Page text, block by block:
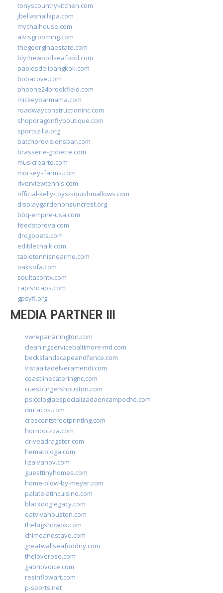
tonyscountrykitchen.com
jbellasnailspa.com
mychaihouse.com
alvisgrooming.com
thegeorginaestate.com
blythewoodseafood.com
paolosdelibangkok.com
bobacove.com
phoone24brookfield.com
mickeybarmama.com
roadwayconstructioninc.com
shopdragonflyboutique.com
sportszilla.org
batchprovisionsbar.com
brasserie-gobette.com
musicrearte.com
morseysfarms.com
riverviewtennis.com
official-kelly-toys-squishmallows.com
displaygardenonsuncrest.org
bbq-empire-usa.com
feedstoreva.com
drogopets.com
ediblechalk.com
tabletennisnearme.com
oaksofa.com
soultacohtx.com
capishcaps.com
gpsyfl.org
MEDIA PARTNER III
vwrepairarlington.com
cleaningservicebaltimore-md.com
beckslandscapeandfence.com
vistaaltadelveramendi.com
coastlinecateringnc.com
cuesburgershouston.com
psicologiaespecializadaencampeche.com
dmtacos.com
crescentstreetprinting.com
hornopizza.com
driveadragster.com
hematologa.com
lizaivanov.com
guesttinyhomes.com
home-plow-by-meyer.com
palatelatincuisine.com
blackdoglegacy.com
eatvivahouston.com
thebigshowok.com
chimeandstave.com
greatwallseafoodny.com
theloverose.com
gabriovoice.com
resinflowart.com
p-sports.net